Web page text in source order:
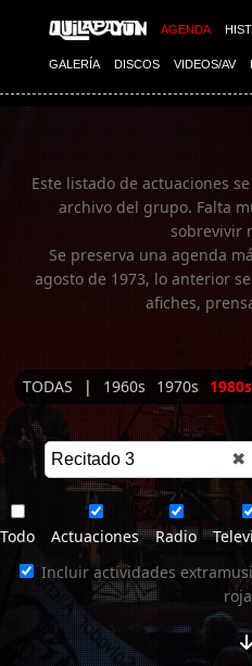
AGENDA
GALERÍA DISCOS VIDEOS/AV
Imagen 01
Este listado de actuaciones
archivo del grupo. Falta
sobrevivir
Se preserva una agenda
agosto de 1973, lo anterior
afiches,
TODAS | 1960s 1970s 1980s
✖
Todo Actuaciones Radio
Incluir actividades